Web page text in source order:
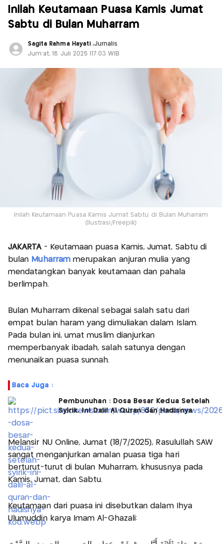
Inilah Keutamaan Puasa Kamis Jumat
Sabtu di Bulan Muharram
Sagita Rahma Hayati ,Jurnalis
Jum'at, 18 Juli 2025 |17:03 WIB
Inilah Keutamaan Puasa Kamis Jumat Sabtu di Bulan Muharram
(Ilustrasi/Freepik)
JAKARTA- Keutamaan puasa Kamis, Jumat, Sabtu di
bulan Muharram merupakan anjuran mulia yang
mendatangkan banyak keutamaan dan pahala
berlimpah.
Bulan Muharram dikenal sebagai salah satu dari
empat bulan haram yang dimuliakan dalam Islam.
Pada bulan ini, umat muslim dianjurkan
memperbanyak ibadah, salah satunya dengan
menunaikan puasa sunnah.
Baca Juga :
Pembunuhan : Dosa Besar Kedua Setelah
Syirik, Ini Dalil Al Quran dan Hadisnya
Melansir NU Online, Jumat (18/7/2025), Rasulullah SAW
sangat menganjurkan amalan puasa tiga hari
berturut-turut di bulan Muharram, khususnya pada
Kamis, Jumat, dan Sabtu.
Keutamaan dari puasa ini disebutkan dalam Ihya
Ulumuddin karya Imam Al-Ghazali: